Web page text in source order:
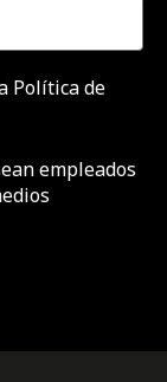
Política de
empleados